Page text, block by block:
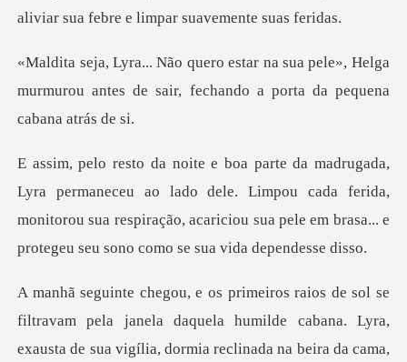
ua pele», Helga
murmurou antes de sair, fec
o lado dele. Limpou cada ferida,
monitorou sua respiração, acariciou sua
janela daquela humilde cabana. Lyra,
exausta de sua vigília, dormia r